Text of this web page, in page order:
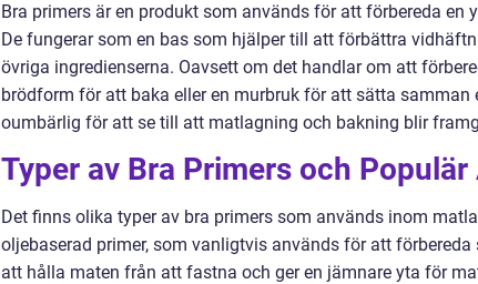
Bra primers är en produkt som används för att förbereda en
De fungerar som en bas som hjälper till att förbättra
övriga ingredienserna. Oavsett om det handlar om att
brödform för att baka eller en murbruk för att sätta samman
oumbärlig för att se till att matlagning och bakning blir
Typer av Bra Primers och
Det finns olika typer av bra primers som används inom
oljebaserad primer, som vanligtvis används för att
att hålla maten från att fastna och ger en jämnare yta för